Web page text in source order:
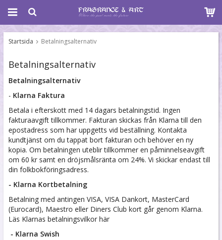
Startsida Betalningsalternativ
Betalningsalternativ
Betalningsalternativ
- Klarna Faktura
Betala i efterskott med 14 dagars betalningstid. Ingen
fakturaavgift tillkommer. Fakturan skickas från Klarna till den
epostadress som har uppgetts vid beställning. Kontakta
kundtjänst om du tappat bort fakturan och behöver en ny
kopia. Om betalningen uteblir tillkommer en påminnelseavgift
om 60 kr samt en dröjsmålsränta om 24%. Vi skickar endast till
din folkbokföringsadress.
- Klarna Kortbetalning
Betalning med antingen VISA, VISA Dankort, MasterCard
(Eurocard), Maestro eller Diners Club kort går genom Klarna.
Läs Klarnas betalningsvilkor här
- Klarna Swish